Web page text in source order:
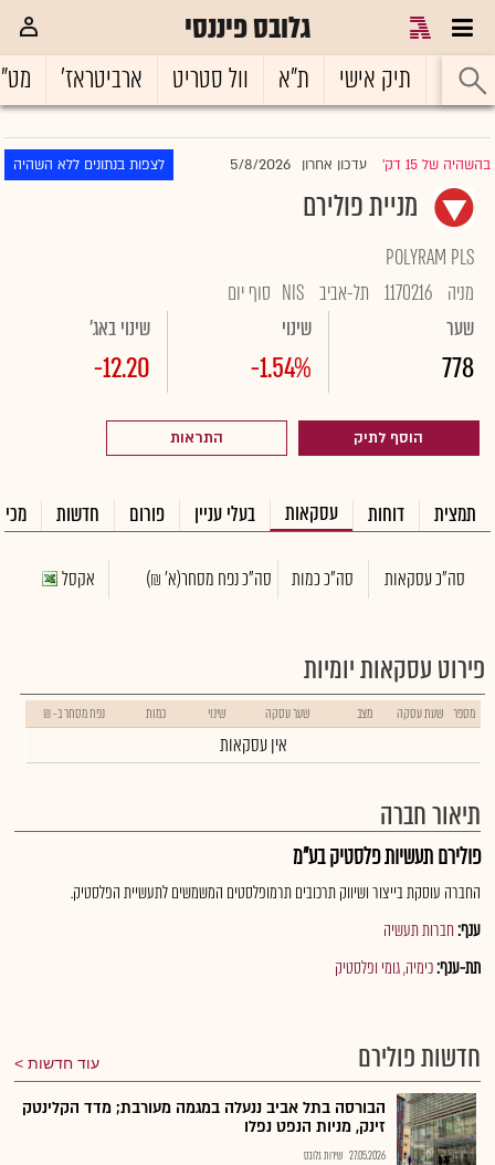
גלובס פיננסי
ראשי תיק אישי ת"א וול סטריט ארביטראז'
בהשהיה של 15 דק' |עדכון אחרון 5/8/2026 לצפות בנתונים ללא השהיה
מניית פולירם
POLYRAM PLS
מניה 1170216 תל-אביב NIS סוף יום
שער
778
שינוי
-1.54%
שינוי באג'
-12.20
הוסף לתיק התראות
תמצית דוחות עסקאות בעלי עניין פורום חדשות
סה"כ עסקאות סה"כ כמות סה"כ נפח מסחר(א' ₪) אקסל
פירוט עסקאות יומיות
מספר שעת עסקה מצב שער עסקה שינוי כמות נפח מסחר ב- ₪
אין עסקאות
תיאור חברה
פולירם תעשיות פלסטיק בע"מ
החברה עוסקת בייצור ושיווק תרכובים תרמופלסטים המשמשים לתעשיית הפלסטיק.
ענף:חברות תעשיה
תת-ענף:כימיה, גומי ופלסטיק
חדשות פולירם עוד חדשות
הבורסה בתל אביב ננעלה במגמה מעורבת; מדד הקלינטק
זינק, מניות הנפט נפלו
27.05.2026 שירות גלובס